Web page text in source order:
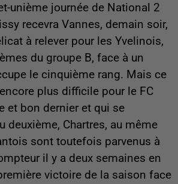
unième journée de National 2
recevra Vannes, demain soir,
à relever pour les Yvelinois,
du groupe B, face à un
le cinquième rang. Mais ce
plus difficile pour le FC
et bon dernier et qui se
deuxième, Chartres, au même
sont toutefois parvenus à
il y a deux semaines en
victoire de la saison face